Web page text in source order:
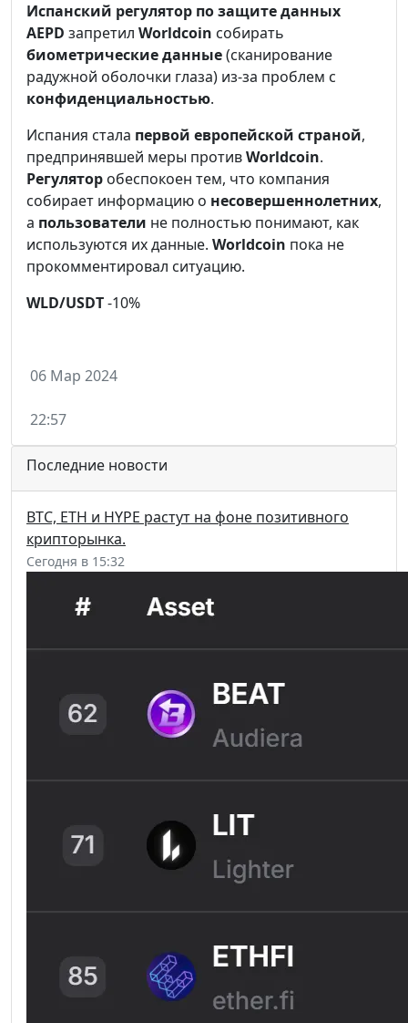
Испанский регулятор по защите данных
AEPD запретил Worldcoin собирать
биометрические данные(сканирование
радужной оболочки глаза) из-за проблем с
конфиденциальностью.
Испания стала первой европейской страной,
предпринявшей меры противWorldcoin.
Регулятор обеспокоен тем, что компания
собирает информацию о несовершеннолетних,
а пользователи не полностью понимают, как
используются их данные. Worldcoin пока не
прокомментировал ситуацию.
WLD/USDT-10%
06 Мар 2024
22:57
Последние новости
BTC, ETH и HYPE растут на фоне позитивного
крипторынка.
Сегодня в 15:32